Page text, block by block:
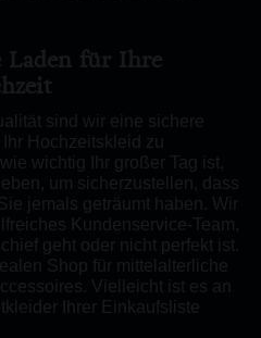
Laden für Ihre
sind wir eine sichere
Hochzeitskleid zu
wichtig Ihr großer Tag ist,
um sicherzustellen, dass
jemals geträumt haben. Wir
Kundenservice-Team,
geht oder nicht perfekt ist.
Shop für mittelalterliche
Vielleicht ist es an
Ihrer Einkaufsliste